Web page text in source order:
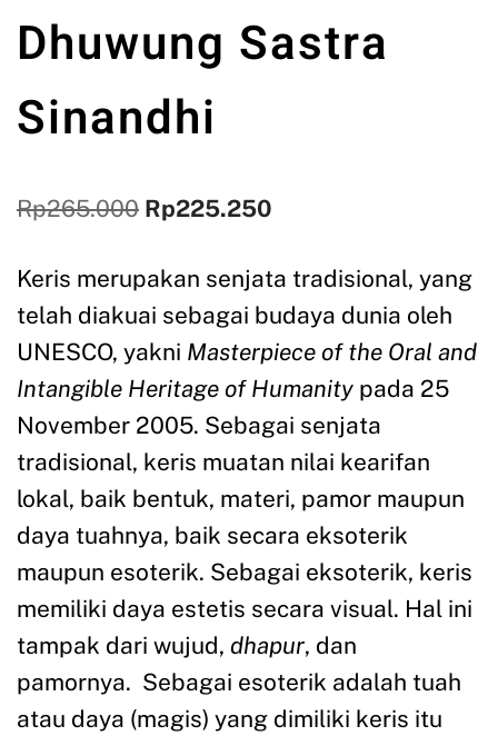
Dhuwung Sastra
Sinandhi
Rp265.000 Rp225.250
Keris merupakan senjata tradisional, yang
telah diakuai sebagai budaya dunia oleh
UNESCO, yakni Masterpiece of the Oral and
Intangible Heritage of Humanity pada 25
November 2005. Sebagai senjata
tradisional, keris muatan nilai kearifan
lokal, baik bentuk, materi, pamor maupun
daya tuahnya, baik secara eksoterik
maupun esoterik. Sebagai eksoterik, keris
memiliki daya estetis secara visual. Hal ini
tampak dari wujud, dhapur, dan
pamornya. Sebagai esoterik adalah tuah
atau daya (magis) yang dimiliki keris itu